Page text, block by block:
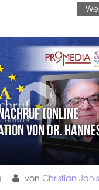
(Online
von Dr.
von Christian